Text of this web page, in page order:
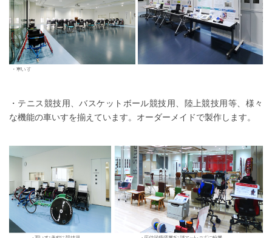
・テニス競技用、バスケットボール競技用、陸上競技用等、様々
な機能の車いすを揃えています。オーダーメイドで製作します。